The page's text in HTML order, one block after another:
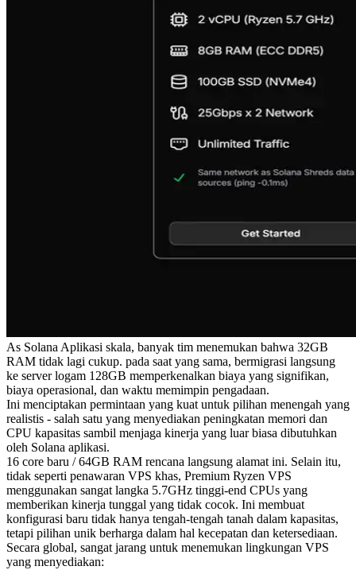
As Solana Aplikasi skala, banyak tim menemukan bahwa 32GB
RAM tidak lagi cukup. pada saat yang sama, bermigrasi langsung
ke server logam 128GB memperkenalkan biaya yang signifikan,
biaya operasional, dan waktu memimpin pengadaan.
Ini menciptakan permintaan yang kuat untuk pilihan menengah yang
realistis - salah satu yang menyediakan peningkatan memori dan
CPU kapasitas sambil menjaga kinerja yang luar biasa dibutuhkan
oleh Solana aplikasi.
16 core baru / 64GB RAM rencana langsung alamat ini. Selain itu,
tidak seperti penawaran VPS khas, Premium Ryzen VPS
menggunakan sangat langka 5.7GHz tinggi-end CPUs yang
memberikan kinerja tunggal yang tidak cocok. Ini membuat
konfigurasi baru tidak hanya tengah-tengah tanah dalam kapasitas,
tetapi pilihan unik berharga dalam hal kecepatan dan ketersediaan.
Secara global, sangat jarang untuk menemukan lingkungan VPS
yang menyediakan: